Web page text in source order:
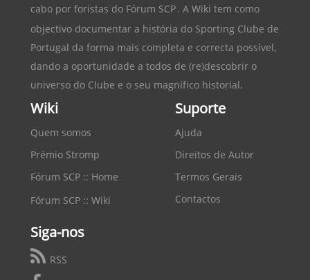
cabo por foristas do Fórum SCP. A Wiki tem como
objectivo documentar a história do Sporting Clube de
Portugal da forma mais completa e correcta possível,
dando a oportunidade a todos de (re)descobrir o
universo do Clube e o seu magnífico historial.
Wiki
Quem somos
Prémio Stromp
Fórum SCP :: Home
Fórum SCP :: Wiki
Suporte
Ajuda
Direitos de Autor
Termos Gerais
Contactos
Siga-nos
RSS